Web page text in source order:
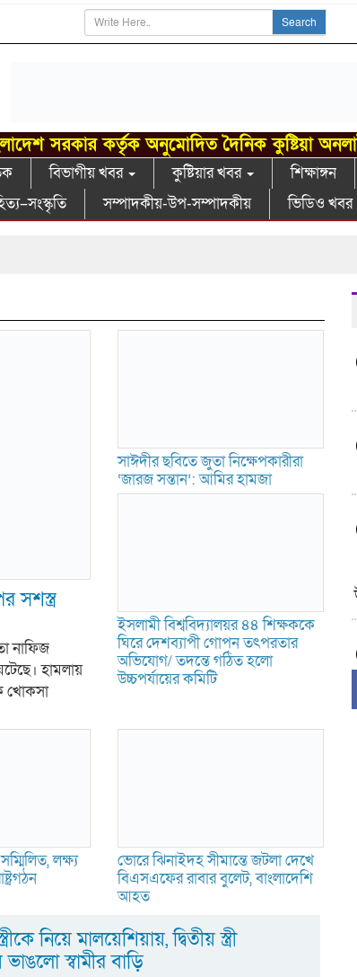
Search
সরকার কর্তৃক অনুমোদিত দৈনিক কুষ্টিয়া
বিভাগীয় খবর কুষ্টিয়ার খবর শিক্ষাঙ্গন
সম্পাদকীয়-উপ-সম্পাদকীয় ভিডিও খবর
সশস্ত্র
নাফিজ
হামলায়
খোকসা
সাঈদীর ছবিতে জুতা নিক্ষেপকারীরা
‘জারজ সন্তান’: আমির হামজা
ইসলামী বিশ্ববিদ্যালয়র ৪৪ শিক্ষককে
ঘিরে দেশব্যাপী গোপন তৎপরতার
অভিযোগ/ তদন্তে গঠিত হলো
উচ্চপর্যায়ের কমিটি
লক্ষ্য
ভোরে ঝিনাইদহ সীমান্তে জটলা দেখে
বিএসএফের রাবার বুলেট, বাংলাদেশি
আহত
নিয়ে মালয়েশিয়ায়, দ্বিতীয় স্ত্রী
স্বামীর বাড়ি